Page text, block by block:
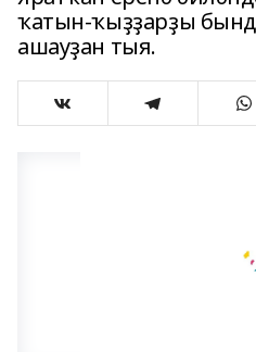
ҡатын-ҡыҙҙарҙы
ашауҙан тыя.